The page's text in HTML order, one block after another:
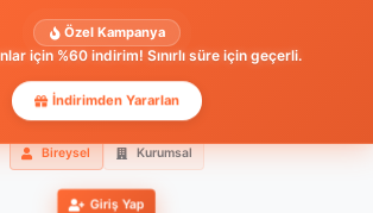
Özel Kampanya
için %60 indirim! Sınırlı süre için geçerli.
İndirimden Yararlan
Bireysel Kurumsal
Giriş Yap